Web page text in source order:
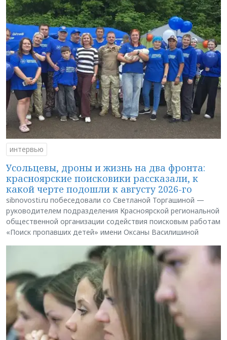
интервью
Усольцевы, дроны и жизнь на два фронта:
красноярские поисковики рассказали, к
какой черте подошли к августу 2026-го
sibnovosti.ru побеседовали со Светланой Торгашиной —
руководителем подразделения Красноярской региональной
общественной организации содействия поисковым работам
«Поиск пропавших детей» имени Оксаны Василишиной